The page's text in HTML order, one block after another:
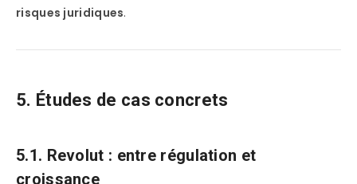
risques juridiques.
5. Études de cas concrets
5.1. Revolut : entre régulation et
croissance